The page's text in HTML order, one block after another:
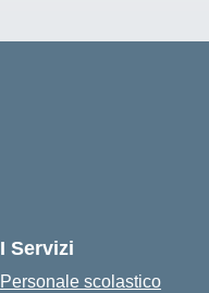
I Servizi
Personale scolastico